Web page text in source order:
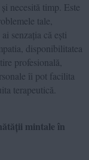
necesită timp. Este
tale,
senzația că ești
disponibilitatea
profesională,
îi pot facilita
terapeutică.
mintale în